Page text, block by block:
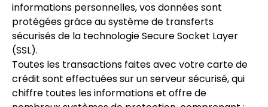
informations personnelles, vos données sont
protégées grâce au système de transferts
sécurisés de la technologie Secure Socket Layer
(SSL).
Toutes les transactions faites avec votre carte de
crédit sont effectuées sur un serveur sécurisé, qui
chiffre toutes les informations et offre de